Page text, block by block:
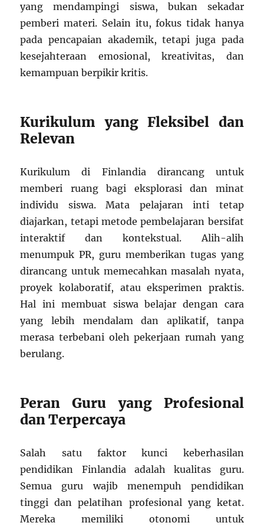
yang mendampingi siswa, bukan sekadar
pemberi materi. Selain itu, fokus tidak hanya
pada pencapaian akademik, tetapi juga pada
kesejahteraan emosional, kreativitas, dan
kemampuan berpikir kritis.
Kurikulum yang Fleksibel dan
Relevan
Kurikulum di Finlandia dirancang untuk
memberi ruang bagi eksplorasi dan minat
individu siswa. Mata pelajaran inti tetap
diajarkan, tetapi metode pembelajaran bersifat
interaktif dan kontekstual. Alih-alih
menumpuk PR, guru memberikan tugas yang
dirancang untuk memecahkan masalah nyata,
proyek kolaboratif, atau eksperimen praktis.
Hal ini membuat siswa belajar dengan cara
yang lebih mendalam dan aplikatif, tanpa
merasa terbebani oleh pekerjaan rumah yang
berulang.
Peran Guru yang Profesional
dan Terpercaya
Salah satu faktor kunci keberhasilan
pendidikan Finlandia adalah kualitas guru.
Semua guru wajib menempuh pendidikan
tinggi dan pelatihan profesional yang ketat.
Mereka memiliki otonomi untuk